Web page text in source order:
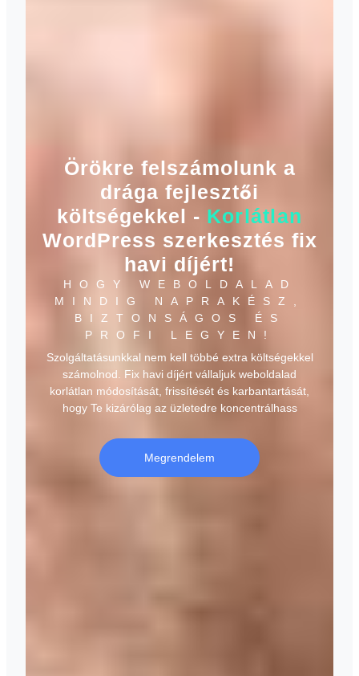
Örökre felszámolunk a
drága fejlesztői
költségekkel - Korlátlan
WordPress szerkesztés fix
havi díjért!
HOGY WEBOLDALAD
MINDIG NAPRAKÉSZ,
BIZTONSÁGOS ÉS
PROFI LEGYEN!
Szolgáltatásunkkal nem kell többé extra költségekkel
számolnod. Fix havi díjért vállaljuk weboldalad
korlátlan módosítását, frissítését és karbantartását,
hogy Te kizárólag az üzletedre koncentrálhass
Megrendelem